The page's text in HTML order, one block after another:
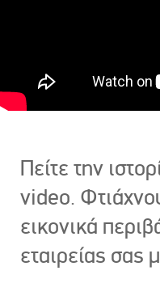
Πείτε την
video.
εικονικά
εταιρείας σας